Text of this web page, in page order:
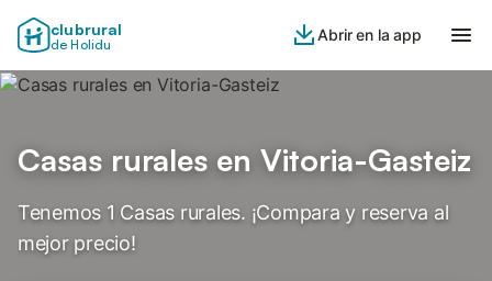
clubrural
de Holidu
Abrir en la app
Casas rurales en Vitoria-Gasteiz
Tenemos 1 Casas rurales. ¡Compara y reserva al
mejor precio!